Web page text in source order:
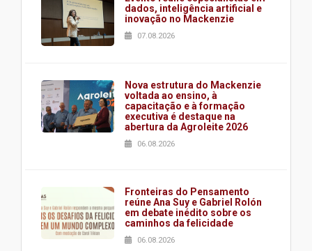
dados, inteligência artificial e
inovação no Mackenzie
07.08.2026
Nova estrutura do Mackenzie
voltada ao ensino, à
capacitação e à formação
executiva é destaque na
abertura da Agroleite 2026
06.08.2026
Fronteiras do Pensamento
reúne Ana Suy e Gabriel Rolón
em debate inédito sobre os
caminhos da felicidade
06.08.2026